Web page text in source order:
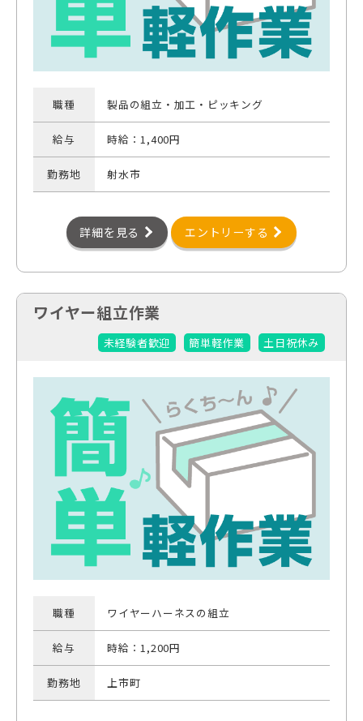
職種 製品の組立・加工・ピッキング
給与 時給：1,400円
勤務地 射水市
詳細を見る エントリーする
ワイヤー組立作業
未経験者歓迎 簡単軽作業 土日祝休み
職種 ワイヤーハーネスの組立
給与 時給：1,200円
勤務地 上市町